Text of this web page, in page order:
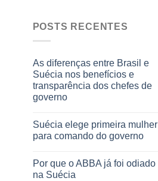
POSTS RECENTES
As diferenças entre Brasil e
Suécia nos benefícios e
transparência dos chefes de
governo
Suécia elege primeira mulher
para comando do governo
Por que o ABBA já foi odiado
na Suécia